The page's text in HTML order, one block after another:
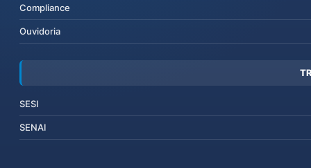
Compliance
Ouvidoria
SESI
SENAI